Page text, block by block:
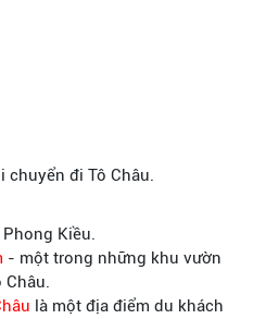
chuyển đi Tô Châu.
Kiều.
- một trong những khu vườn
là một địa điểm du khách